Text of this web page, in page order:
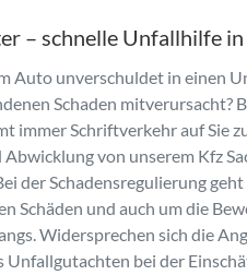
– schnelle Unfallhilfe
Auto unverschuldet in einen
Schaden mitverursacht?
immer Schriftverkehr auf Sie
von unserem Kfz
der Schadensregulierung
Schäden und auch um die
Widersprechen sich die
bei der